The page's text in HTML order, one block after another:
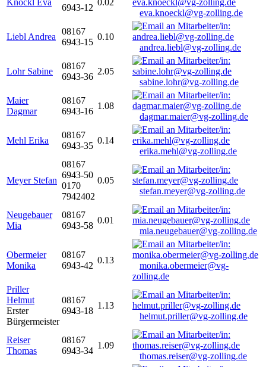
Knöckl Eva
6943-12
0.02
eva.knoeckl@vg-zolling.de
Liebl Andrea
08167
6943-15
0.10
andrea.liebl@vg-zolling.de
Lohr Sabine
08167
6943-36
2.05
sabine.lohr@vg-zolling.de
Maier
Dagmar
08167
6943-16
1.08
dagmar.maier@vg-zolling.de
Mehl Erika
08167
6943-35
0.14
erika.mehl@vg-zolling.de
Meyer Stefan
08167
6943-50
0170
7942402
0.05
stefan.meyer@vg-zolling.de
Neugebauer
Mia
08167
6943-58
0.01
mia.neugebauer@vg-zolling.de
Obermeier
Monika
08167
6943-42
0.13
monika.obermeier@vg-
zolling.de
Priller
Helmut
Erster
Bürgermeister
08167
6943-18
1.13
helmut.priller@vg-zolling.de
Reiser
Thomas
08167
6943-34
1.09
thomas.reiser@vg-zolling.de